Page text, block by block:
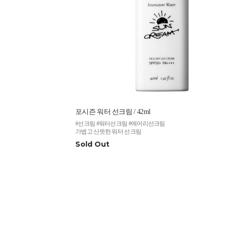
포시즌 워터 선크림 / 42ml
#선크림 #워터선크림 #에어리선크림
가볍고 산뜻한 워터 선크림
Sold Out